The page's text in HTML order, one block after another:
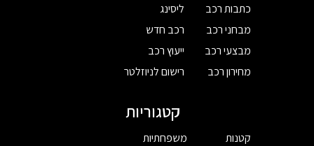
כתבות רכב
מבחני רכב
מבצעי רכב
מחירון רכב
ליסינג
רכב חדש
ייעוץ רכב
רישום לניוזלטר
קטגוריות
קטנות
משפחתיות